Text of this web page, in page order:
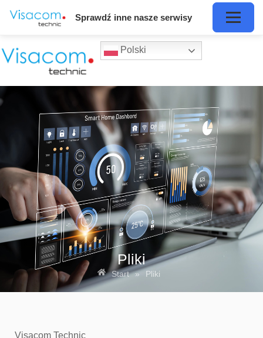
Polski
Pliki
Start » Pliki
Visacom Technic
Sprawdź inne nasze serwisy